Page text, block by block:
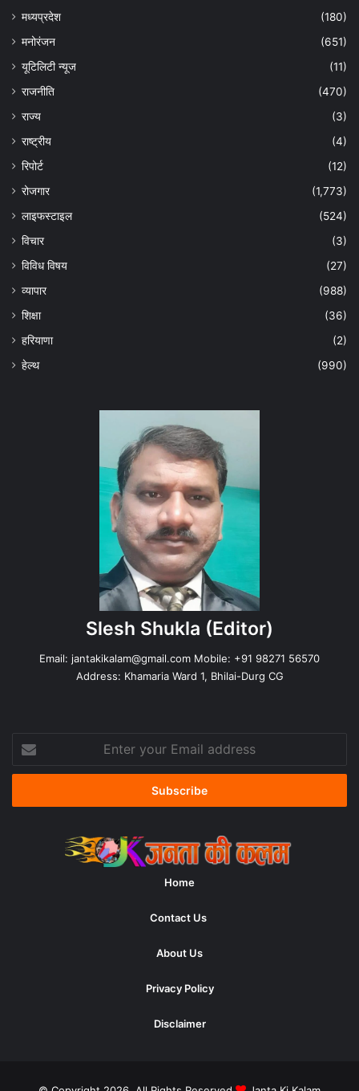
मध्यप्रदेश
(180)
मनोरंजन
(651)
यूटिलिटी न्यूज
(11)
राजनीति
(470)
राज्य
(3)
राष्ट्रीय
(4)
रिपोर्ट
(12)
रोजगार
(1,773)
लाइफस्टाइल
(524)
विचार
(3)
विविध विषय
(27)
व्यापार
(988)
शिक्षा
(36)
हरियाणा
(2)
हेल्‍थ
(990)
Slesh Shukla (Editor)
Email: jantakikalam@gmail.com Mobile: +91 98271 56570
Address: Khamaria Ward 1, Bhilai-Durg CG
your
Email
Home
Contact Us
About Us
Privacy Policy
Disclaimer